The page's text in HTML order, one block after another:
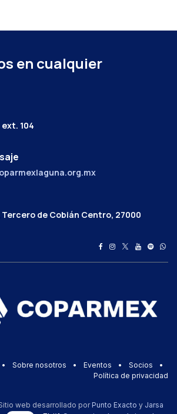
en cualquier
ext. 104
Tercero de Cobián Centro, 27000
• Sobre nosotros • Eventos • Socios
•
Política de privacidad
web desarrollado por Punto Exacto y Jarsa